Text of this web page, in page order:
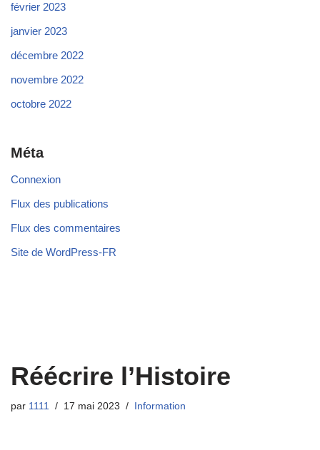
février 2023
janvier 2023
décembre 2022
novembre 2022
octobre 2022
Méta
Connexion
Flux des publications
Flux des commentaires
Site de WordPress-FR
Réécrire l’Histoire
par 1111 17 mai 2023 Information